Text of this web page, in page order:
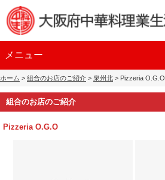
メニュー
ホーム > 組合のお店のご紹介 > 泉州北 > Pizzeria O.G.O
組合のお店のご紹介
Pizzeria O.G.O